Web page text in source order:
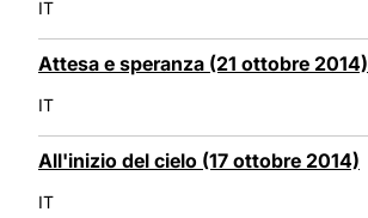
IT
Attesa e speranza (21 ottobre 2014)
IT
All'inizio del cielo (17 ottobre 2014)
IT